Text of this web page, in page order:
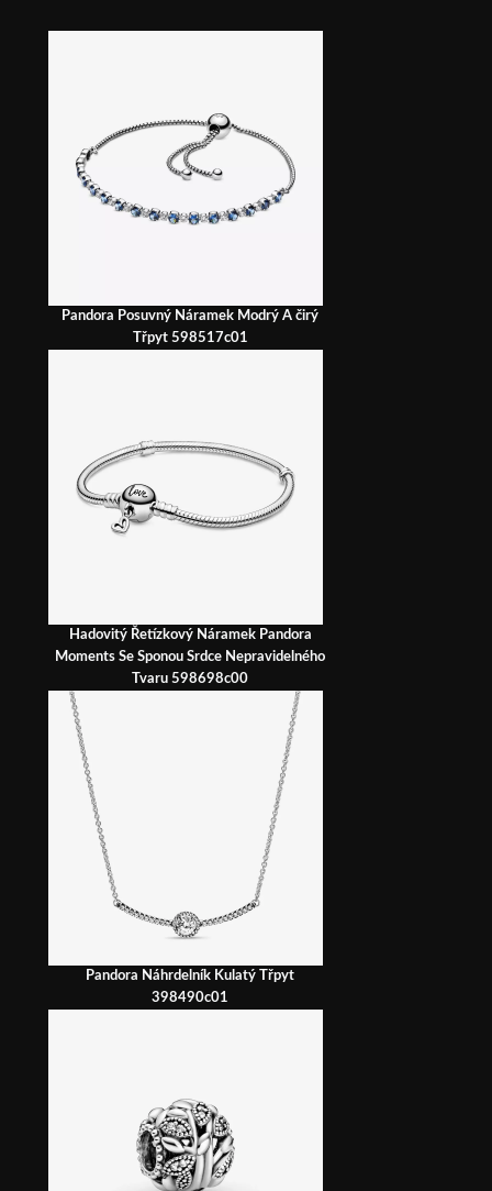
Pandora Posuvný Náramek Modrý A čirý
Třpyt 598517c01
Hadovitý Řetízkový Náramek Pandora
Moments Se Sponou Srdce Nepravidelného
Tvaru 598698c00
Pandora Náhrdelník Kulatý Třpyt
398490c01